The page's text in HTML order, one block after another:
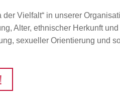
der Vielfalt“ in unserer
Alter, ethnischer Herkunft
sexueller Orientierung und